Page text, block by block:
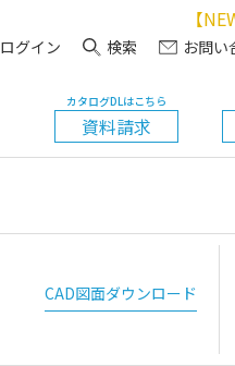
【
ログイン 検索 お問い
資料請求
カタログDLはこちら
CAD図面ダウンロード